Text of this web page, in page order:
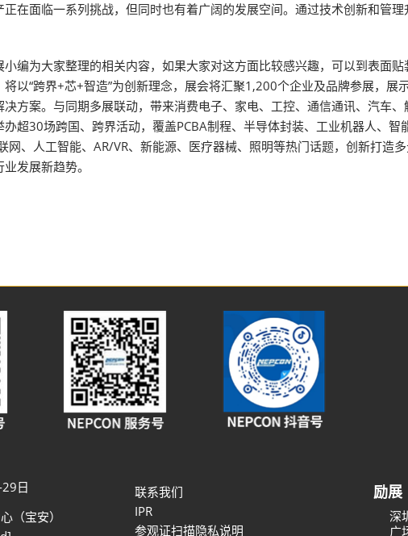
正在面临一系列挑战，但同时也有着广阔的发展空间。通过技术创新和管
小编为大家整理的相关内容，如果大家对这方面比较感兴趣，可以到表面
以“跨界+芯+智造”为创新理念，展会将汇聚1,200个企业及品牌参展，
方案。与同期多展联动，带来消费电子、家电、工控、通信通讯、汽车
办超30场跨国、跨界活动，覆盖PCBA制程、半导体封装、工业机器人、
网、人工智能、AR/VR、新能源、医疗器械、照明等热门话题，创新打
发展新趋势。
日
（宝安）
联系我们
IPR
参观证扫描隐私说明
励展
深
广